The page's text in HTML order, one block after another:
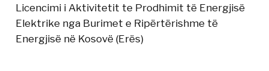
Licencimi i Aktivitetit te Prodhimit të Energjisë
Elektrike nga Burimet e Ripërtërishme të
Energjisë në Kosovë (Erës)